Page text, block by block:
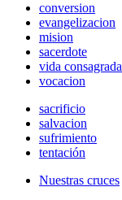
conversion
evangelizacion
mision
sacerdote
vida consagrada
vocacion
sacrificio
salvacion
sufrimiento
tentación
Nuestras cruces